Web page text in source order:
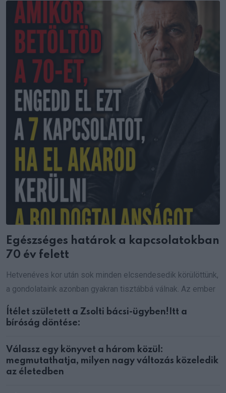
Egészséges határok a kapcsolatokban
70 év felett
Hetvenéves kor után sok minden elcsendesedik körülöttünk,
a gondolataink azonban gyakran tisztábbá válnak. Az ember
Ítélet született a Zsolti bácsi-ügyben!Itt a
bíróság döntése:
Válassz egy könyvet a három közül:
megmutathatja, milyen nagy változás közeledik
az életedben